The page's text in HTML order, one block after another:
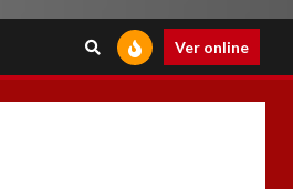
Ver online